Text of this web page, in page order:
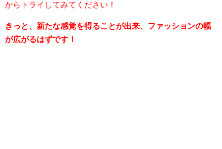
からトライしてみてください！
きっと、新たな感覚を得ることが出来、ファッションの幅
が広がるはずです！